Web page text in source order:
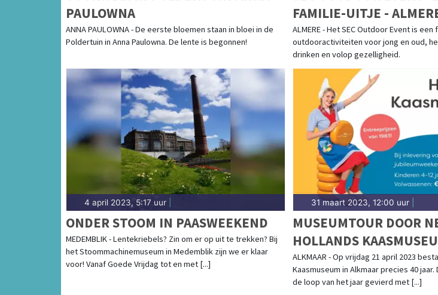
PAULOWNA
ANNA PAULOWNA - De eerste bloemen staan in bloei in de
Poldertuin in Anna Paulowna. De lente is begonnen!
FAMILIE-UITJE -
ALMERE - Het SEC Outdoor Event is
outdooractiviteiten voor jong en oud,
drinken en volop gezelligheid.
4 april 2023, 5:17 uur
ONDER STOOM IN PAASWEEKEND
MEDEMBLIK - Lentekriebels? Zin om er op uit te trekken? Bij
het Stoommachinemuseum in Medemblik zijn we er klaar
voor! Vanaf Goede Vrijdag tot en met [...]
31 maart 2023, 12:00 uur|
MUSEUMTOUR DOOR
HOLLANDS
VIERT 40-JARIG
ALKMAAR - Op vrijdag 21 april 2023
Kaasmuseum in Alkmaar precies 40
de loop van het jaar gevierd met [...]